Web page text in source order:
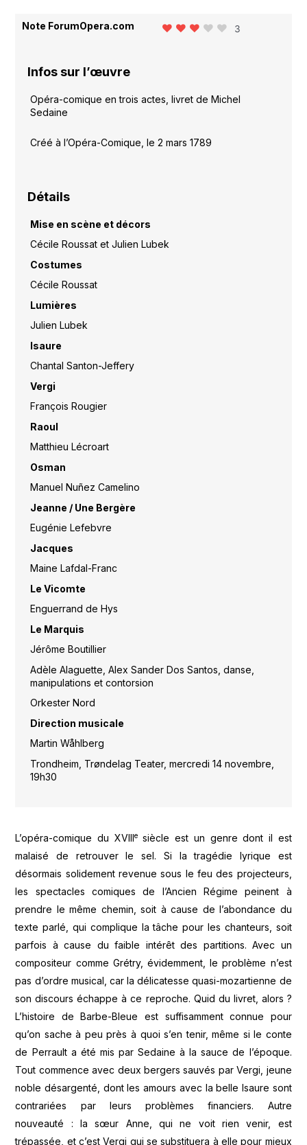
Note ForumOpera.com 3
Infos sur l’œuvre
Opéra-comique en trois actes, livret de Michel
Sedaine
Créé à l’Opéra-Comique, le 2 mars 1789
Détails
Mise en scène et décors
Cécile Roussat et Julien Lubek
Costumes
Cécile Roussat
Lumières
Julien Lubek
Isaure
Chantal Santon-Jeffery
Vergi
François Rougier
Raoul
Matthieu Lécroart
Osman
Manuel Nuñez Camelino
Jeanne / Une Bergère
Eugénie Lefebvre
Jacques
Maine Lafdal-Franc
Le Vicomte
Enguerrand de Hys
Le Marquis
Jérôme Boutillier
Adèle Alaguette, Alex Sander Dos Santos, danse,
manipulations et contorsion
Orkester Nord
Direction musicale
Martin Wåhlberg
Trondheim, Trøndelag Teater, mercredi 14 novembre,
19h30
L’opéra-comique du XVIII esiècle est un genre dont il est
malaisé de retrouver le sel. Si la tragédie lyrique est
désormais solidement revenue sous le feu des projecteurs,
les spectacles comiques de l’Ancien Régime peinent à
prendre le même chemin, soit à cause de l’abondance du
texte parlé, qui complique la tâche pour les chanteurs, soit
parfois à cause du faible intérêt des partitions. Avec un
compositeur comme Grétry, évidemment, le problème n’est
pas d’ordre musical, car la délicatesse quasi-mozartienne de
son discours échappe à ce reproche. Quid du livret, alors ?
L’histoire de Barbe-Bleue est suffisamment connue pour
qu’on sache à peu près à quoi s’en tenir, même si le conte
de Perrault a été mis par Sedaine à la sauce de l’époque.
Tout commence avec deux bergers sauvés par Vergi, jeune
noble désargenté, dont les amours avec la belle Isaure sont
contrariées par leurs problèmes financiers. Autre
nouveauté : la sœur Anne, qui ne voit rien venir, est
trépassée, et c’est Vergi qui se substituera à elle pour mieux